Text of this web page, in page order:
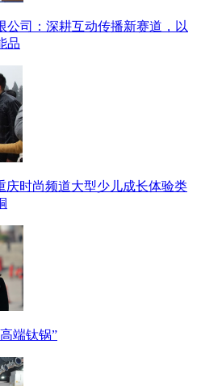
公司：深耕互动传播新赛道，以
品
庆时尚频道大型少儿成长体验类
端钛锅”